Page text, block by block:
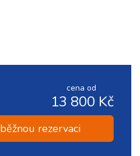
cena od
13 800 Kč
rezervaci